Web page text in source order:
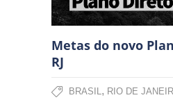
Metas do novo
RJ
BRASIL , RIO DE